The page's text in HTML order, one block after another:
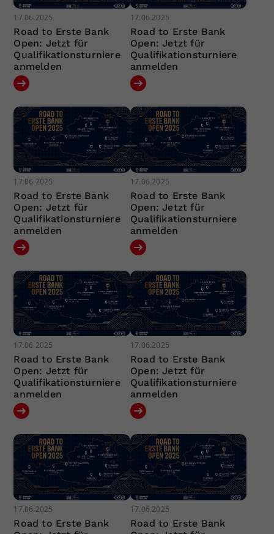
17.06.2025
Road to Erste Bank
Open: Jetzt für
Qualifikationsturniere
anmelden
17.06.2025
Road to Erste Bank
Open: Jetzt für
Qualifikationsturniere
anmelden
17.06.2025
Road to Erste Bank
Open: Jetzt für
Qualifikationsturniere
anmelden
17.06.2025
Road to Erste Bank
Open: Jetzt für
Qualifikationsturniere
anmelden
17.06.2025
Road to Erste Bank
Open: Jetzt für
Qualifikationsturniere
anmelden
17.06.2025
Road to Erste Bank
Open: Jetzt für
Qualifikationsturniere
anmelden
17.06.2025
Road to Erste Bank
17.06.2025
Road to Erste Bank